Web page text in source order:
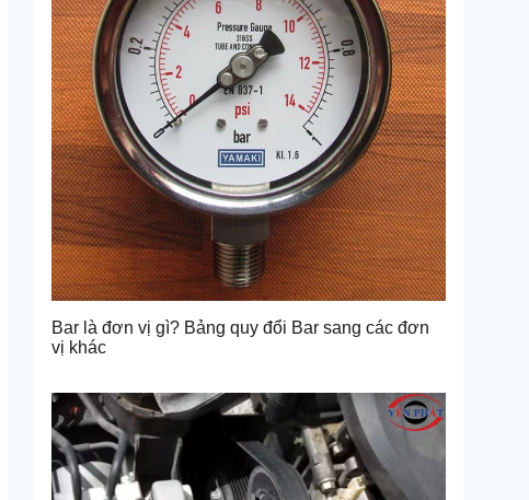
Bar là đơn vị gì? Bảng quy đổi Bar sang các đơn
vị khác